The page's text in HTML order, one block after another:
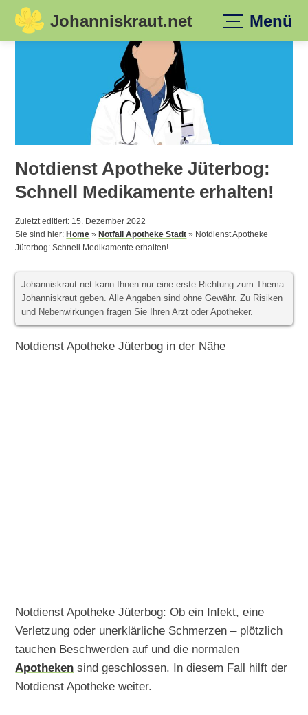
Skip
Johanniskraut.net Menü
Notdienst Apotheke Jüterbog:
Schnell Medikamente erhalten!
Zuletzt editiert: 15. Dezember 2022
Sie sind hier:Home »Notfall Apotheke Stadt » Notdienst Apotheke
Jüterbog: Schnell Medikamente erhalten!
Johanniskraut.net kann Ihnen nur eine erste Richtung zum Thema
Johanniskraut geben. Alle Angaben sind ohne Gewähr. Zu Risiken
und Nebenwirkungen fragen Sie Ihren Arzt oder Apotheker.
Notdienst Apotheke Jüterbog in der Nähe
Notdienst Apotheke Jüterbog: Ob ein Infekt, eine
Verletzung oder unerklärliche Schmerzen – plötzlich
tauchen Beschwerden auf und die normalen
Apotheken sind geschlossen. In diesem Fall hilft der
Notdienst Apotheke weiter.